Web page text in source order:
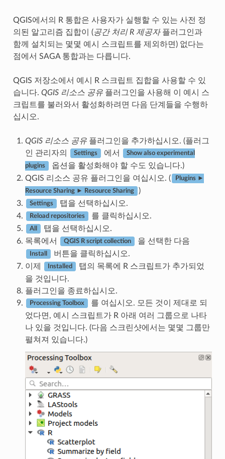
QGIS에서의 R 통합은 사용자가 실행할 수 있는 사전 정
의된 알고리즘 집합이 (공간 처리 R 제공자플러그인과
함께 설치되는 몇몇 예시 스크립트를 제외하면) 없다는
점에서 SAGA 통합과는 다릅니다.
QGIS 저장소에서 예시 R 스크립트 집합을 사용할 수 있
습니다. QGIS 리소스 공유플러그인을 사용해 이 예시 스
크립트를 불러와서 활성화하려면 다음 단계들을 수행하
십시오.
QGIS 리소스 공유플러그인을 추가하십시오. (플러그
인 관리자의
Settings 에서 Show also experimental
plugins
옵션을 활성화해야 할 수도 있습니다.)
QGIS 리소스 공유 플러그인을 여십시오. (
Plugins ►
Resource Sharing ► Resource Sharing )
Settings 탭을 선택하십시오.
Reload repositories 를 클릭하십시오.
All
탭을 선택하십시오.
목록에서
QGIS R script collection 을 선택한 다음
Install
버튼을 클릭하십시오.
이제
Installed
탭의 목록에 R 스크립트가 추가되었
을 것입니다.
플러그인을 종료하십시오.
Processing Toolbox
를 여십시오. 모든 것이 제대로 되
었다면, 예시 스크립트가 R 아래 여러 그룹으로 나타
나 있을 것입니다. (다음 스크린샷에서는 몇몇 그룹만
펼쳐져 있습니다.)